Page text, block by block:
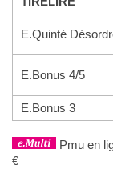
E.Quinté
E.Bonus 4/5
E.Bonus 3
Pmu en
€